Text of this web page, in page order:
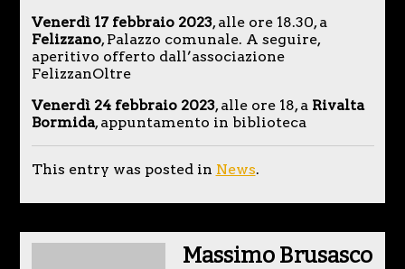
Venerdì 17 febbraio 2023, alle ore 18.30, a
Felizzano, Palazzo comunale. A seguire,
aperitivo offerto dall’associazione
FelizzanOltre
Venerdì 24 febbraio 2023, alle ore 18, a Rivalta
Bormida, appuntamento in biblioteca
This entry was posted in News.
Massimo Brusasco